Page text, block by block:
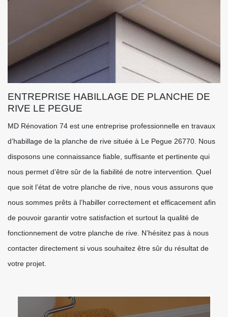
ENTREPRISE HABILLAGE DE PLANCHE DE
RIVE LE PEGUE
MD Rénovation 74 est une entreprise professionnelle en travaux
d’habillage de la planche de rive située à Le Pegue 26770. Nous
disposons une connaissance fiable, suffisante et pertinente qui
nous permet d’être sûr de la fiabilité de notre intervention. Quel
que soit l’état de votre planche de rive, nous vous assurons que
nous sommes prêts à l’habiller correctement et efficacement afin
de pouvoir garantir votre satisfaction et surtout la qualité de
fonctionnement de votre planche de rive. N’hésitez pas à nous
contacter directement si vous souhaitez être sûr du résultat de
votre projet.